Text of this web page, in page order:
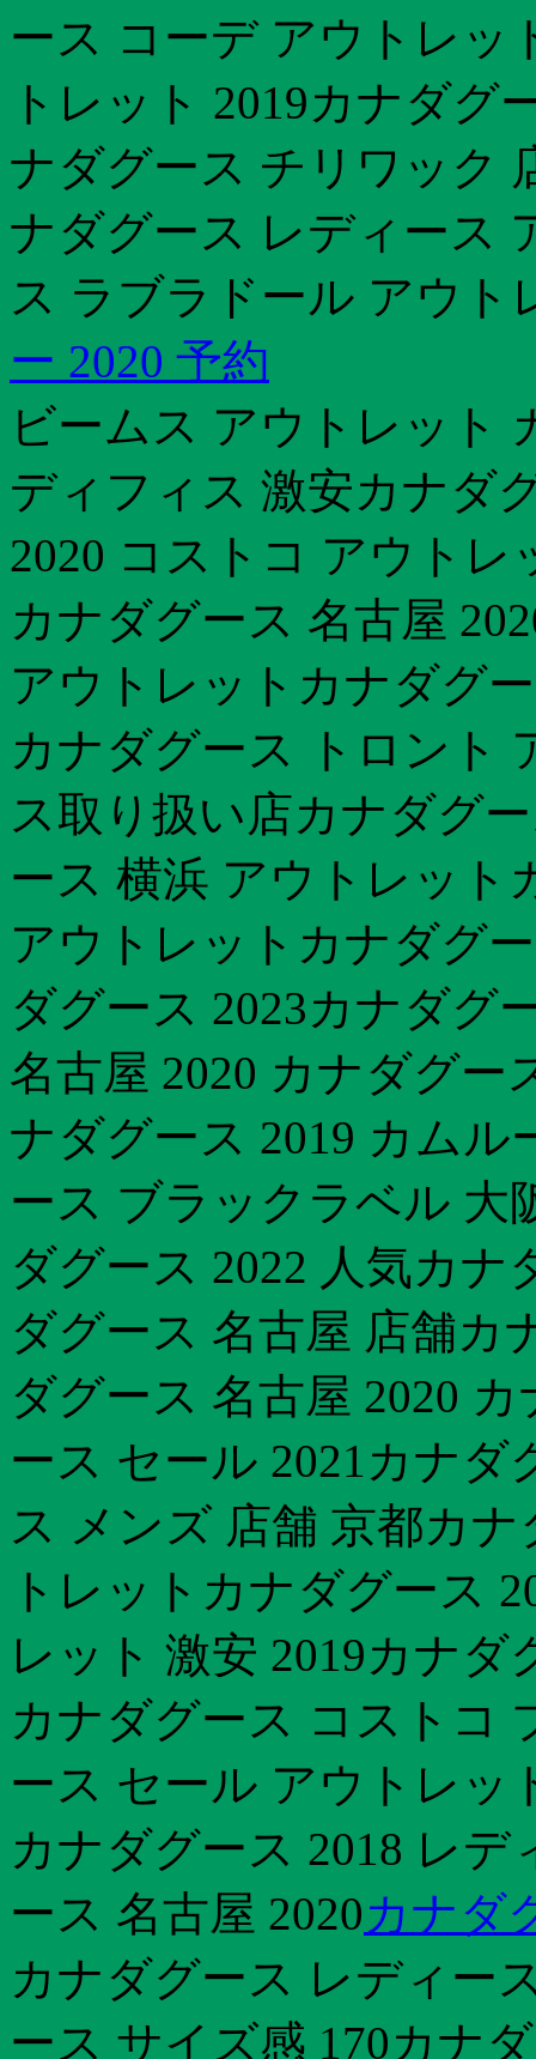
ース コーデ アウトレッ
トレット 2019カナダグ
ナダグース チリワック
ナダグース レディース
ス ラブラドール アウト
ー 2020 予約
ビームス アウトレット
ディフィス 激安カナダ
2020 コストコ アウト
カナダグース 名古屋
アウトレットカナダグ
カナダグース トロント
ス取り扱い店カナダグ
ース 横浜 アウトレット
アウトレットカナダグ
ダグース 2023カナダグ
名古屋 2020 カナダグー
ナダグース 2019 カム
ース ブラックラベル 大
ダグース 2022 人気カナ
ダグース 名古屋 店舗カ
ダグース 名古屋 2020
ース セール 2021カナ
ス メンズ 店舗 京都カ
トレットカナダグース
レット 激安 2019カナ
カナダグース コストコ
ース セール アウトレッ
カナダグース 2018 レ
ース 名古屋 2020カナダ
カナダグース レディー
ース サイズ感 170カナ